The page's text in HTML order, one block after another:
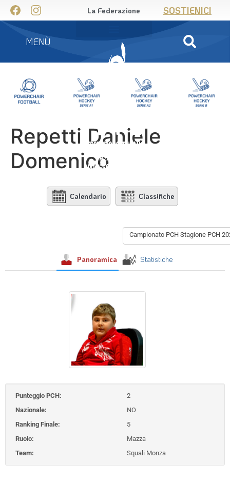
La Federazione SOSTIENICI
MENÙ
Repetti Daniele
Domenico
Calendario Classifiche
Campionato PCH Stagione PCH
Panoramica Statistiche
Punteggio PCH:
2
Nazionale:
NO
Ranking Finale:
5
Ruolo:
Mazza
Team:
Squali Monza